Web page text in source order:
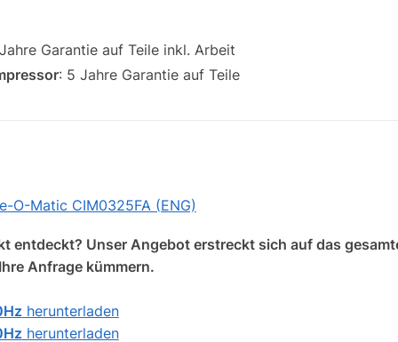
Garantie auf Teile inkl. Arbeit
: 5 Jahre Garantie auf Teile
O-Matic CIM0325FA (ENG)
entdeckt? Unser Angebot erstreckt sich auf das
Anfrage kümmern.
herunterladen
herunterladen